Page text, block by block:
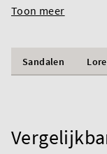
Toon meer
Sandalen